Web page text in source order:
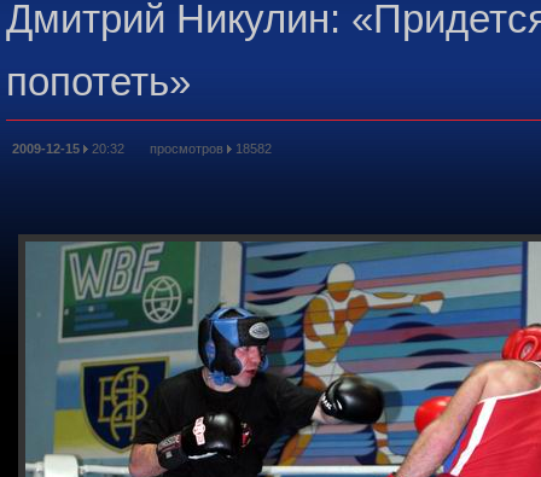
Дмитрий Никулин:
попотеть»
2009-12-15 20:32 просмотров 18582